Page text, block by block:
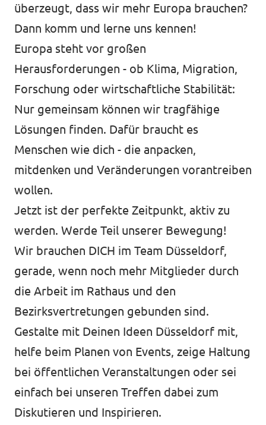
Presse
Jobs bei Volt
Datenschutz
Impressum
überzeugt, dass wir mehr Europa brauchen?
Dann komm und lerne uns kennen!
Europa steht vor großen
Herausforderungen - ob Klima, Migration,
Forschung oder wirtschaftliche Stabilität:
Nur gemeinsam können wir tragfähige
Lösungen finden. Dafür braucht es
Menschen wie dich - die anpacken,
mitdenken und Veränderungen vorantreiben
wollen.
Jetzt ist der perfekte Zeitpunkt, aktiv zu
werden. Werde Teil unserer Bewegung!
Wir brauchen DICH im Team Düsseldorf,
gerade, wenn noch mehr Mitglieder durch
die Arbeit im Rathaus und den
Bezirksvertretungen gebunden sind.
Gestalte mit Deinen Ideen Düsseldorf mit,
helfe beim Planen von Events, zeige Haltung
bei öffentlichen Veranstaltungen oder sei
einfach bei unseren Treffen dabei zum
Diskutieren und Inspirieren.